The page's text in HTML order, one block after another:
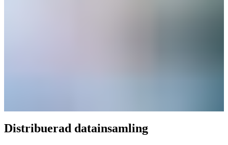
Distribuerad datainsamling